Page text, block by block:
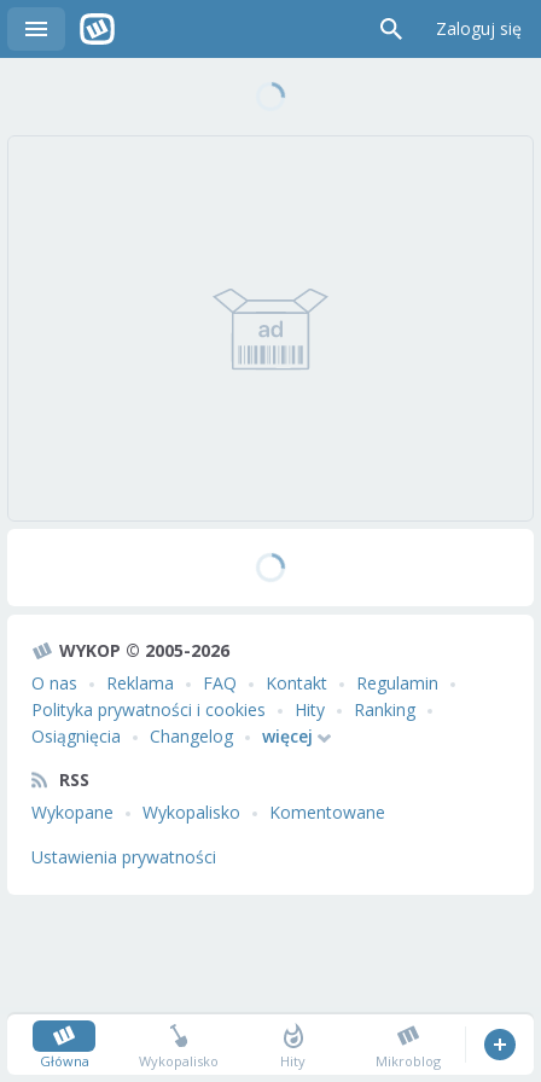
Zaloguj się
WYKOP © 2005-2026
O nas
Reklama FAQ Kontakt
Regulamin
Polityka prywatności i cookies
Hity
Ranking
Osiągnięcia
Changelog
więcej
RSS
Wykopane
Wykopalisko
Komentowane
Ustawienia prywatności
Główna Wykopalisko Hity Mikroblog